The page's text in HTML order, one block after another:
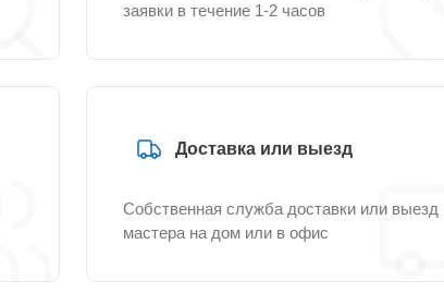
заявки в течение 1-2 часов
Доставка или выезд
Собственная служба доставки или выезд
мастера на дом или в офис